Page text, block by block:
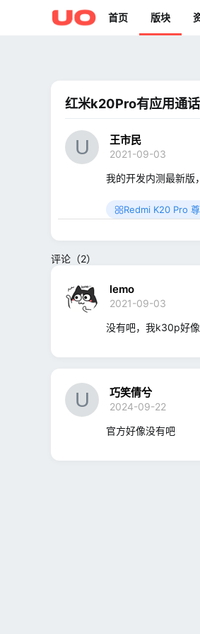
首页 版块
红米k20Pro有应用通话
王市民
2021-09-03
我的开发内测最新版
Redmi K20 Pro
评论（2）
lemoㅤ
2021-09-03
没有吧，我k30p好
巧笑倩兮
2024-09-22
官方好像没有吧